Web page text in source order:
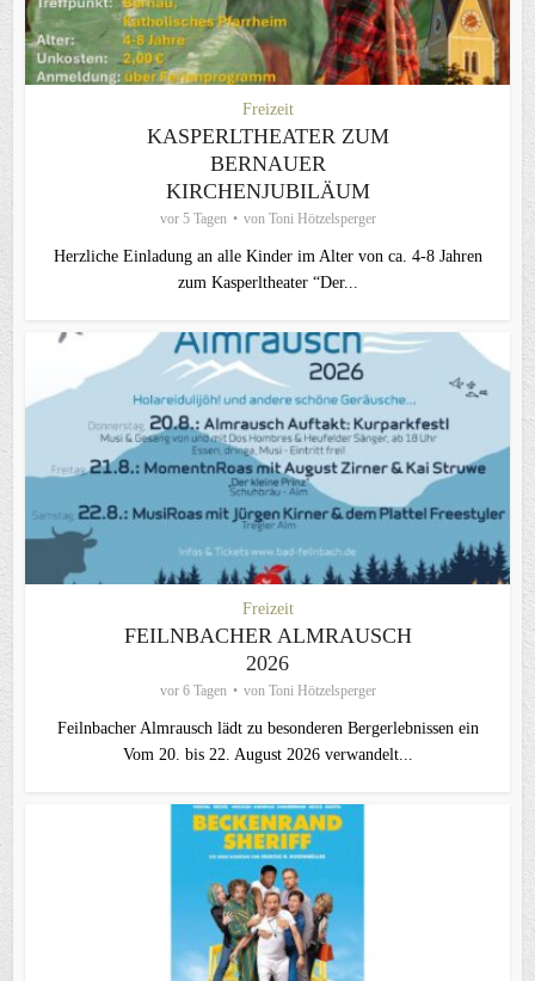
Freizeit
KASPERLTHEATER ZUM
BERNAUER
KIRCHENJUBILÄUM
vor 5 Tagen von Toni Hötzelsperger
Herzliche Einladung an alle Kinder im Alter von ca. 4-8 Jahren
zum Kasperltheater “Der...
Freizeit
FEILNBACHER ALMRAUSCH
2026
vor 6 Tagen von Toni Hötzelsperger
Feilnbacher Almrausch lädt zu besonderen Bergerlebnissen ein
Vom 20. bis 22. August 2026 verwandelt...